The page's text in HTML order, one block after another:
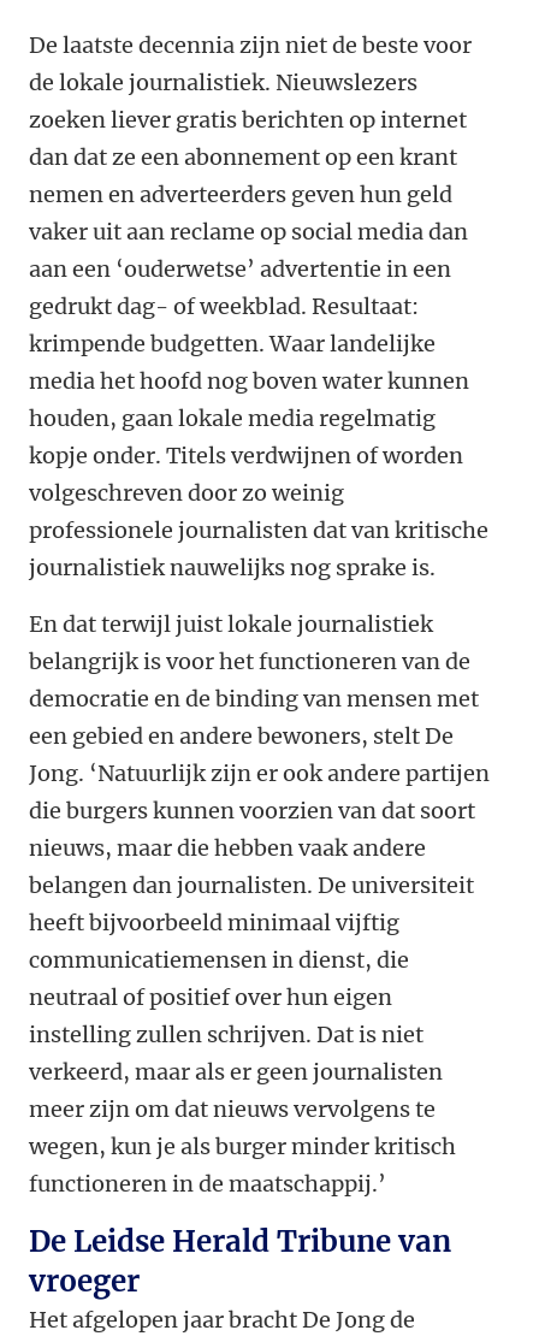
De laatste decennia zijn niet de beste voor
de lokale journalistiek. Nieuwslezers
zoeken liever gratis berichten op internet
dan dat ze een abonnement op een krant
nemen en adverteerders geven hun geld
vaker uit aan reclame op social media dan
aan een ‘ouderwetse’ advertentie in een
gedrukt dag- of weekblad. Resultaat:
krimpende budgetten. Waar landelijke
media het hoofd nog boven water kunnen
houden, gaan lokale media regelmatig
kopje onder. Titels verdwijnen of worden
volgeschreven door zo weinig
professionele journalisten dat van kritische
journalistiek nauwelijks nog sprake is.
En dat terwijl juist lokale journalistiek
belangrijk is voor het functioneren van de
democratie en de binding van mensen met
een gebied en andere bewoners, stelt De
Jong. ‘Natuurlijk zijn er ook andere partijen
die burgers kunnen voorzien van dat soort
nieuws, maar die hebben vaak andere
belangen dan journalisten. De universiteit
heeft bijvoorbeeld minimaal vijftig
communicatiemensen in dienst, die
neutraal of positief over hun eigen
instelling zullen schrijven. Dat is niet
verkeerd, maar als er geen journalisten
meer zijn om dat nieuws vervolgens te
wegen, kun je als burger minder kritisch
functioneren in de maatschappij.’
De Leidse Herald Tribune van
vroeger
Het afgelopen jaar bracht De Jong de